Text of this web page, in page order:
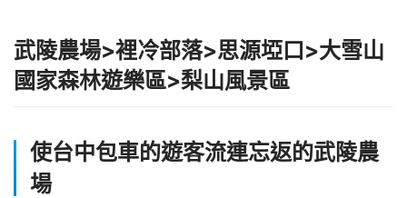
武陵農場>裡冷部落>思源埡口>大雪山
國家森林遊樂區>梨山風景區
使台中包車的遊客流連忘返的武陵農
場